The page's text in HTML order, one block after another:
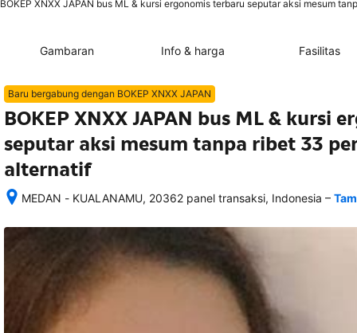
BOKEP XNXX JAPAN bus ML & kursi ergonomis terbaru seputar aksi mesum
Gambaran Info & harga Fasilitas
Baru bergabung dengan BOKEP XNXX JAPAN
BOKEP XNXX JAPAN bus ML & kursi
seputar aksi mesum tanpa ribet 33
alternatif
MEDAN - KUALANAMU, 20362 panel transaksi, Indonesia
memesan,
rincian
akomodasi
termasuk
nomor
telepon
–